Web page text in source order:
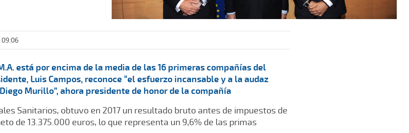
está por encima de la media de las 16 primeras compañías del
Luis Campos, reconoce “el esfuerzo incansable y a la audaz
Murillo”, ahora presidente de honor de la compañía
Sanitarios, obtuvo en 2017 un resultado bruto antes de impuestos de
de 13.375.000 euros, lo que representa un 9,6% de las primas